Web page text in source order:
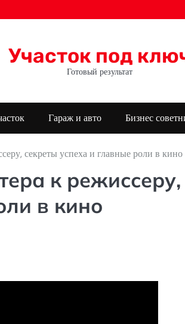
Участок под
Готовый результат
Гараж и авто Бизнес
секреты успеха и главные роли в кино
к режиссеру,
в кино